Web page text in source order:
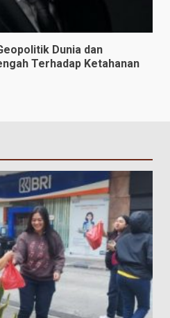
Dunia dan
Terhadap Ketahanan